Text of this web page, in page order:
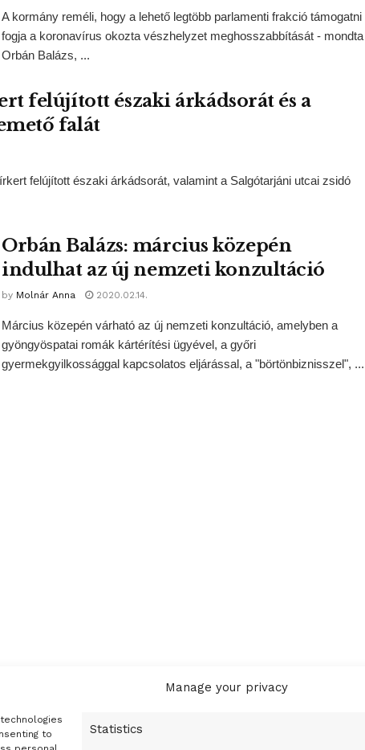
Manage your privacy
to
Statistics
A kormány reméli, hogy a lehető legtöbb parlamenti frakció támogatni
fogja a koronavírus okozta vészhelyzet meghosszabbítását - mondta
Orbán Balázs, ...
felújított északi árkádsorát és a
falát
felújított északi árkádsorát, valamint a Salgótarjáni utcai zsidó
Orbán Balázs: március közepén
indulhat az új nemzeti konzultáció
by Molnár Anna 2020.02.14.
Március közepén várható az új nemzeti konzultáció, amelyben a
gyöngyöspatai romák kártérítési ügyével, a győri
gyermekgyilkossággal kapcsolatos eljárással, a "börtönbiznisszel", ...